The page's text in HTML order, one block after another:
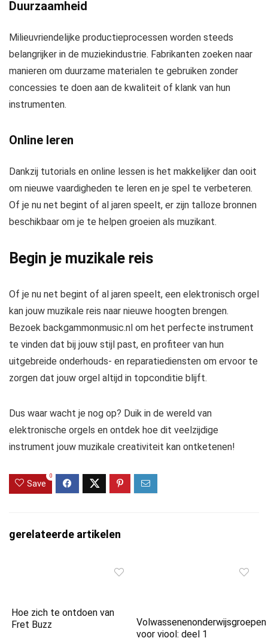
Duurzaamheid
Milieuvriendelijke productieprocessen worden steeds
belangrijker in de muziekindustrie. Fabrikanten zoeken naar
manieren om duurzame materialen te gebruiken zonder
concessies te doen aan de kwaliteit of klank van hun
instrumenten.
Online leren
Dankzij tutorials en online lessen is het makkelijker dan ooit
om nieuwe vaardigheden te leren en je spel te verbeteren.
Of je nu net begint of al jaren speelt, er zijn talloze bronnen
beschikbaar om je te helpen groeien als muzikant.
Begin je muzikale reis
Of je nu net begint of al jaren speelt, een elektronisch orgel
kan jouw muzikale reis naar nieuwe hoogten brengen.
Bezoek backgammonmusic.nl om het perfecte instrument
te vinden dat bij jouw stijl past, en profiteer van hun
uitgebreide onderhouds- en reparatiediensten om ervoor te
zorgen dat jouw orgel altijd in topconditie blijft.
Dus waar wacht je nog op? Duik in de wereld van
elektronische orgels en ontdek hoe dit veelzijdige
instrument jouw muzikale creativiteit kan ontketenen!
Save
0
gerelateerde artikelen
Hoe zich te ontdoen van
Fret Buzz
Volwassenenonderwijsgroepen
voor viool: deel 1